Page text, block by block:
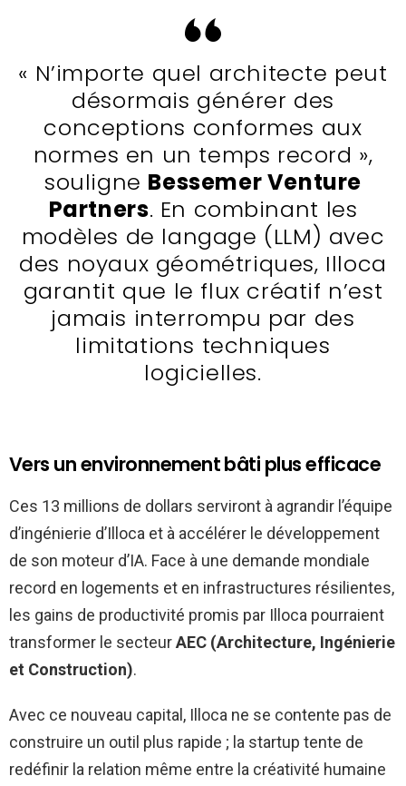
« N’importe quel architecte peut
désormais générer des
conceptions conformes aux
normes en un temps record »,
souligne Bessemer Venture
Partners. En combinant les
modèles de langage (LLM) avec
des noyaux géométriques, Illoca
garantit que le flux créatif n’est
jamais interrompu par des
limitations techniques
logicielles.
Vers un environnement bâti plus efficace
Ces 13 millions de dollars serviront à agrandir l’équipe
d’ingénierie d’Illoca et à accélérer le développement
de son moteur d’IA. Face à une demande mondiale
record en logements et en infrastructures résilientes,
les gains de productivité promis par Illoca pourraient
transformer le secteurAEC (Architecture, Ingénierie
et Construction).
Avec ce nouveau capital, Illoca ne se contente pas de
construire un outil plus rapide ; la startup tente de
redéfinir la relation même entre la créativité humaine